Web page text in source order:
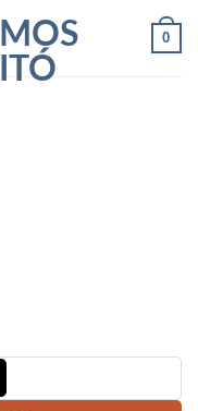
0
Rádióvevő mennyiség